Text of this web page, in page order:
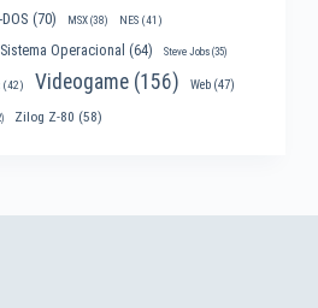
(70) MSX(38) NES(41)
Sistema Operacional (64) Steve Jobs(35)
(42) Videogame(156) Web(47)
Zilog Z-80 (58)